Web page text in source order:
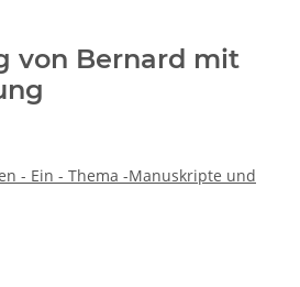
von Bernard mit
- Ein - Thema -Manuskripte und